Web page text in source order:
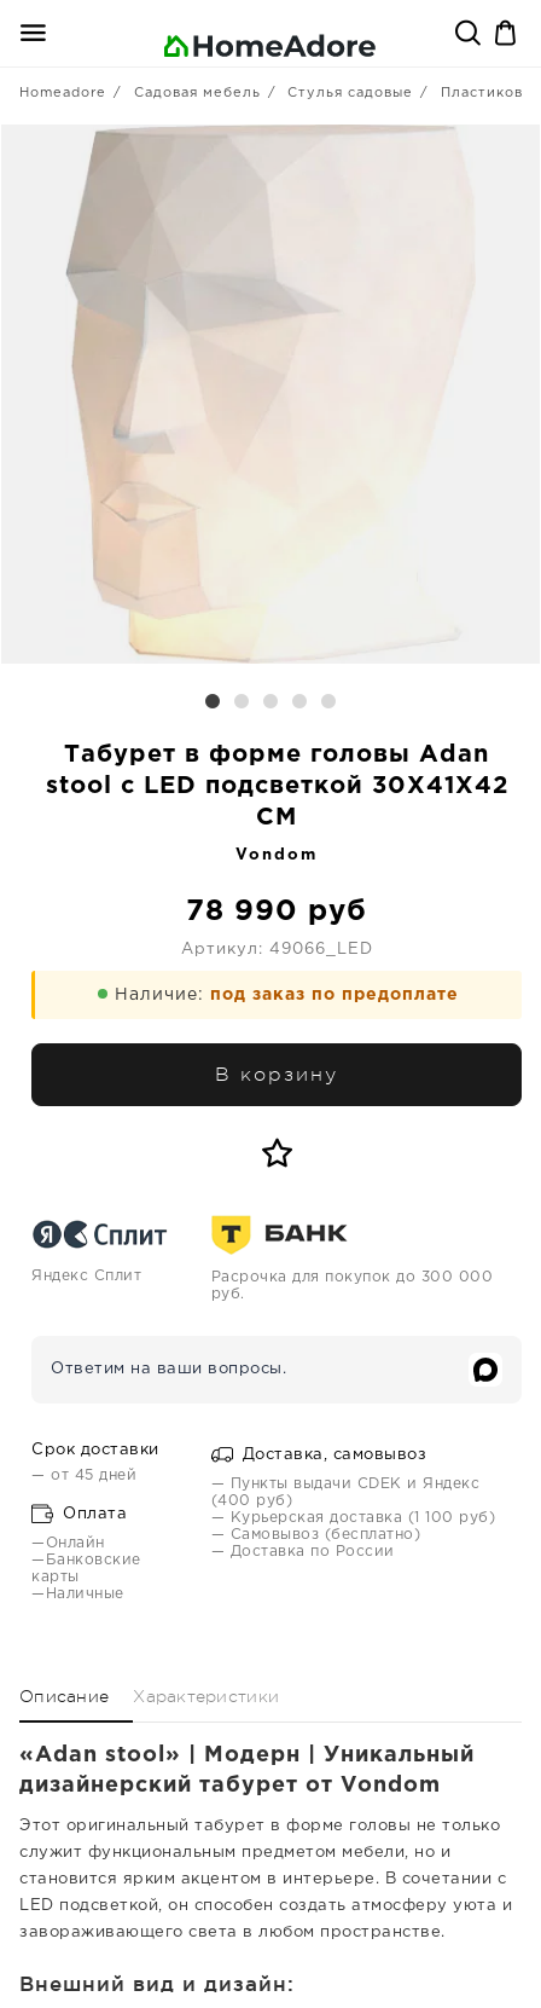
Homeadore Садовая мебель Стулья садовые
Табурет в форме головы Adan
stool c LED подсветкой 30X41X42
CM
Vondom
78 990 руб
Артикул: 49066_LED
Наличие: под заказ по предоплате
В корзину
Яндекс Сплит
Расрочка для покупок до 300 000
руб.
Ответим на ваши вопросы.
Срок доставки
— от 45 дней
Оплата
—Онлайн
—Банковские
карты
—Наличные
Доставка, самовывоз
— Пункты выдачи CDEK и Яндекс
(400 руб)
— Курьерская доставка (1 100 руб)
— Самовывоз (бесплатно)
— Доставка по России
Описание Характеристики
«Adan stool» | Модерн | Уникальный
дизайнерский табурет от Vondom
Этот оригинальный табурет в форме головы не только
служит функциональным предметом мебели, но и
становится ярким акцентом в интерьере. В сочетании с
LED подсветкой, он способен создать атмосферу уюта и
завораживающего света в любом пространстве.
Внешний вид и дизайн: